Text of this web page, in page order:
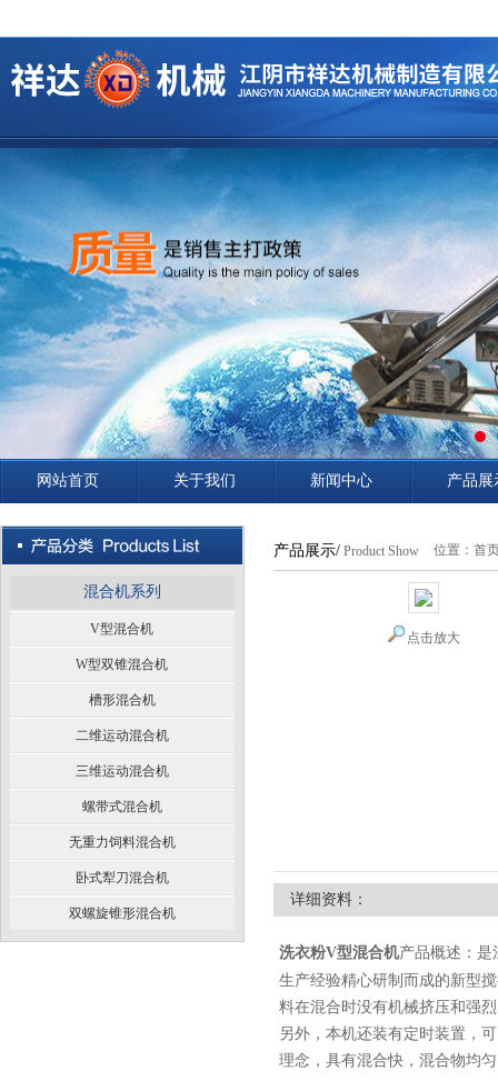
网站首页 关于我们 新闻中心 产品展
混合机系列
V型混合机
W型双锥混合机
槽形混合机
二维运动混合机
三维运动混合机
螺带式混合机
无重力饲料混合机
卧式犁刀混合机
双螺旋锥形混合机
产品展示/ Product Show 位置： 首
点击放大
详细资料：
洗衣粉V型混合机产品概述： 是
生产经验精心研制而成的新型
料在混合时没有机械挤压和强
另外，本机还装有定时装置，
理念，具有混合快，混合物均